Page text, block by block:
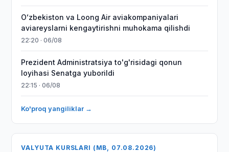
Oʻzbekiston va Loong Air aviakompaniyalari
aviareyslarni kengaytirishni muhokama qilishdi
22:20 · 06/08
Prezident Administratsiya to'g'risidagi qonun
loyihasi Senatga yuborildi
22:15 · 06/08
Ko'proq yangiliklar →
VALYUTA KURSLARI (MB, 07.08.2026)